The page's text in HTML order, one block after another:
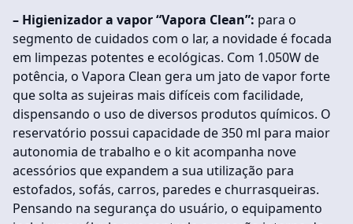
– Higienizador a vapor “Vapora Clean”: para o
segmento de cuidados com o lar, a novidade é focada
em limpezas potentes e ecológicas. Com 1.050W de
potência, o Vapora Clean gera um jato de vapor forte
que solta as sujeiras mais difíceis com facilidade,
dispensando o uso de diversos produtos químicos. O
reservatório possui capacidade de 350 ml para maior
autonomia de trabalho e o kit acompanha nove
acessórios que expandem a sua utilização para
estofados, sofás, carros, paredes e churrasqueiras.
Pensando na segurança do usuário, o equipamento